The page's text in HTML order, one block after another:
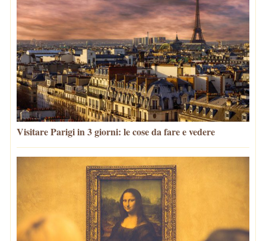
Visitare Parigi in 3 giorni: le cose da fare e vedere